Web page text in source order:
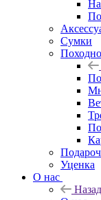
Сумки
Уценка
О нас
Назад